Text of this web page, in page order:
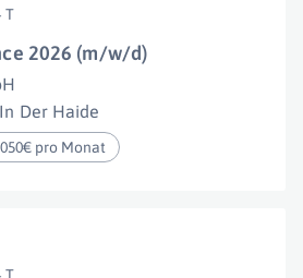
T
2026 (m/w/d)
Der Haide
pro Monat